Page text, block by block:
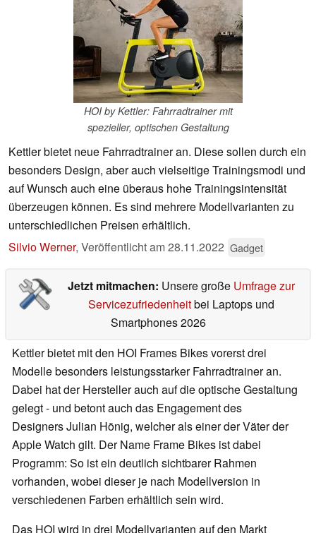
HOI by Kettler: Fahrradtrainer mit
spezieller, optischen Gestaltung
Kettler bietet neue Fahrradtrainer an. Diese sollen durch ein
besonders Design, aber auch vielseitige Trainingsmodi und
auf Wunsch auch eine überaus hohe Trainingsintensität
überzeugen können. Es sind mehrere Modellvarianten zu
unterschiedlichen Preisen erhältlich.
Silvio Werner, Veröffentlicht am28.11.2022 Gadget
Jetzt mitmachen: Unsere große Umfrage zur
Servicezufriedenheitbei Laptops und
Smartphones 2026
Kettler bietet mit den HOI Frames Bikes vorerst drei
Modelle besonders leistungsstarker Fahrradtrainer an.
Dabei hat der Hersteller auch auf die optische Gestaltung
gelegt - und betont auch das Engagement des
Designers Julian Hönig, welcher als einer der Väter der
Apple Watch gilt. Der Name Frame Bikes ist dabei
Programm: So ist ein deutlich sichtbarer Rahmen
vorhanden, wobei dieser je nach Modellversion in
verschiedenen Farben erhältlich sein wird.
Das HOI wird in drei Modellvarianten auf den Markt